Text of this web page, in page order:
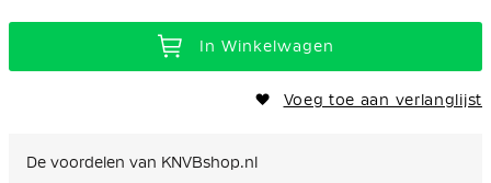
In Winkelwagen
Voeg toe aan verlanglijst
De voordelen van KNVBshop.nl